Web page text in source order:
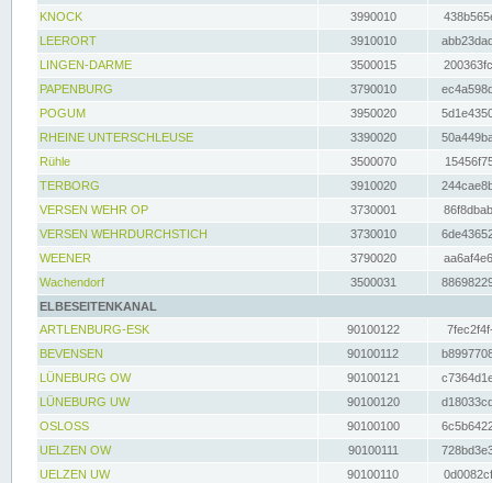
KNOCK
3990010
LEERORT
3910010
LINGEN-DARME
3500015
PAPENBURG
3790010
POGUM
3950020
RHEINE UNTERSCHLEUSE
3390020
Rühle
3500070
TERBORG
3910020
VERSEN WEHR OP
3730001
VERSEN WEHRDURCHSTICH
3730010
WEENER
3790020
Wachendorf
3500031
ELBESEITENKANAL
ARTLENBURG-ESK
90100122
BEVENSEN
90100112
LÜNEBURG OW
90100121
LÜNEBURG UW
90100120
OSLOSS
90100100
UELZEN OW
90100111
UELZEN UW
90100110